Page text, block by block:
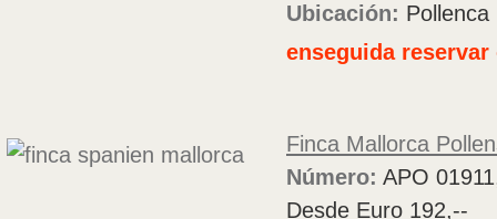
Ubicación: Pollenca
enseguida reservar
Finca Mallorca
Número: APO
Desde Euro 192,--